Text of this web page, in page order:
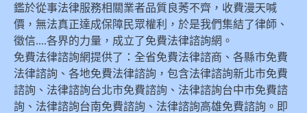
鑑於從事法律服務相關業者品質良莠不齊，收費漫天喊
價，無法真正達成保障民眾權利，於是我們集結了律師、
徵信....各界的力量，成立了免費法律諮詢網。
免費法律諮詢網提供了：全省免費法律諮商、各縣市免費
法律諮詢、各地免費法律諮詢，包含法律諮詢新北市免費
諮詢、法律諮詢台北市免費諮詢、法律諮詢台中市免費諮
詢、法律諮詢台南免費諮詢、法律諮詢高雄免費諮詢。即